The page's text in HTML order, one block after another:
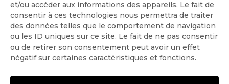
et/ou accéder aux informations des appareils. Le fait de
consentir à ces technologies nous permettra de traiter
des données telles que le comportement de navigation
ou les ID uniques sur ce site. Le fait de ne pas consentir
ou de retirer son consentement peut avoir un effet
négatif sur certaines caractéristiques et fonctions.
Hebdo
OK